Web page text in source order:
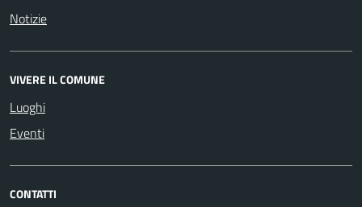
Notizie
VIVERE IL COMUNE
Luoghi
Eventi
CONTATTI